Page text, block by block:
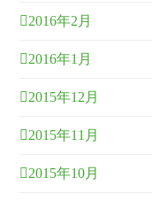
2016年2月
2016年1月
2015年12月
2015年11月
2015年10月